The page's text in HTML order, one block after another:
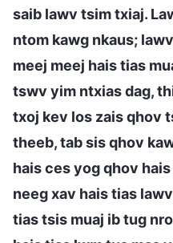
saib lawv tsim txiaj.
ntom kawg nkaus;
meej meej hais tias
tswv yim ntxias dag,
txoj kev los zais qhov
theeb, tab sis qhov
hais ces yog qhov
neeg xav hais tias
tias tsis muaj ib tug